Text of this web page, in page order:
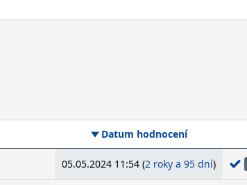
Datum hodnocení
05.05.2024 11:54 (2 roky a 95 dní)